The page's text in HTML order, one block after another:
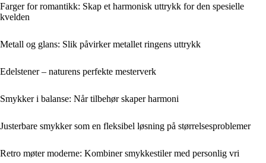
Farger for romantikk: Skap et harmonisk uttrykk for den spesielle
kvelden
Metall og glans: Slik påvirker metallet ringens uttrykk
Edelstener – naturens perfekte mesterverk
Smykker i balanse: Når tilbehør skaper harmoni
Justerbare smykker som en fleksibel løsning på størrelsesproblemer
Retro møter moderne: Kombiner smykkestiler med personlig vri